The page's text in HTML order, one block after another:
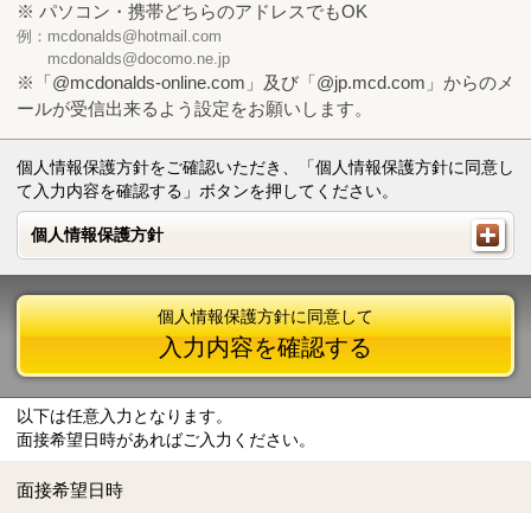
※ パソコン・携帯どちらのアドレスでもOK
例：mcdonalds@hotmail.com
mcdonalds@docomo.ne.jp
※「@mcdonalds-online.com」及び「@jp.mcd.com」からのメ
ールが受信出来るよう設定をお願いします。
個人情報保護方針をご確認いただき、「個人情報保護方針に同意し
て入力内容を確認する」ボタンを押してください。
個人情報保護方針
個人情報保護方針
Tel
0570-55-0314
個人情報保護方針に同意して
入力内容を確認する
以下は任意入力となります。
面接希望日時があればご入力ください。
面接希望日時